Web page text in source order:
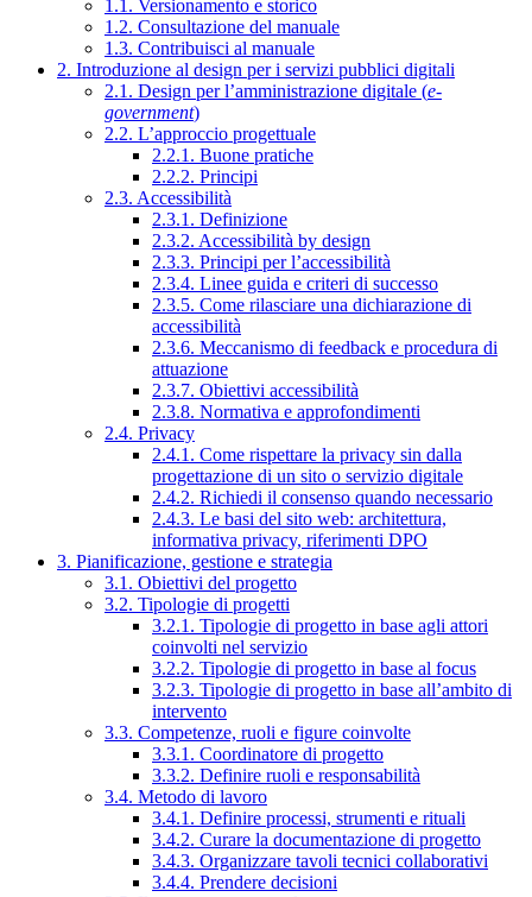
1.1. Versionamento e storico
1.2. Consultazione del manuale
1.3. Contribuisci al manuale
2. Introduzione al design per i servizi pubblici digitali
2.1. Design per l’amministrazione digitale (e-
government)
2.2. L’approccio progettuale
2.2.1. Buone pratiche
2.2.2. Principi
2.3. Accessibilità
2.3.1. Definizione
2.3.2. Accessibilità by design
2.3.3. Principi per l’accessibilità
2.3.4. Linee guida e criteri di successo
2.3.5. Come rilasciare una dichiarazione di
accessibilità
2.3.6. Meccanismo di feedback e procedura di
attuazione
2.3.7. Obiettivi accessibilità
2.3.8. Normativa e approfondimenti
2.4. Privacy
2.4.1. Come rispettare la privacy sin dalla
progettazione di un sito o servizio digitale
2.4.2. Richiedi il consenso quando necessario
2.4.3. Le basi del sito web: architettura,
informativa privacy, riferimenti DPO
3. Pianificazione, gestione e strategia
3.1. Obiettivi del progetto
3.2. Tipologie di progetti
3.2.1. Tipologie di progetto in base agli attori
coinvolti nel servizio
3.2.2. Tipologie di progetto in base al focus
3.2.3. Tipologie di progetto in base all’ambito di
intervento
3.3. Competenze, ruoli e figure coinvolte
3.3.1. Coordinatore di progetto
3.3.2. Definire ruoli e responsabilità
3.4. Metodo di lavoro
3.4.1. Definire processi, strumenti e rituali
3.4.2. Curare la documentazione di progetto
3.4.3. Organizzare tavoli tecnici collaborativi
3.4.4. Prendere decisioni